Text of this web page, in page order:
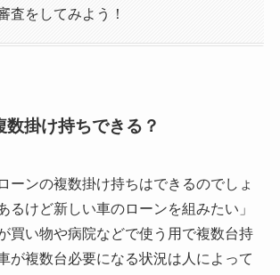
査をしてみよう！
掛け持ちできる？
ーンの複数掛け持ちはできるのでしょ
るけど新しい車のローンを組みたい」
買い物や病院などで使う用で複数台持
が複数台必要になる状況は人によって